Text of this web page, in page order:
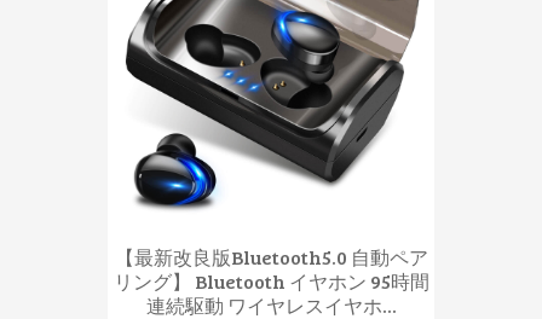
【最新改良版Bluetooth5.0 自動ペア
リング】 Bluetooth イヤホン 95時間
連続駆動 ワイヤレスイヤホ...